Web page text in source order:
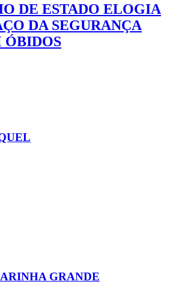
DE ESTADO ELOGIA
DA SEGURANÇA
ÓBIDOS
GRANDE